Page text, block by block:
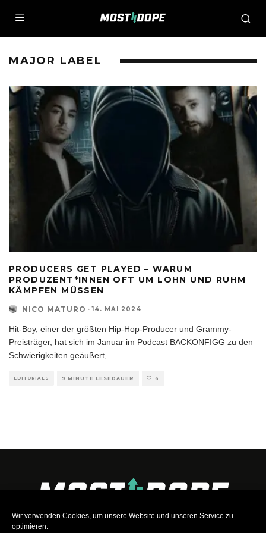
Wir verwenden Cookies, um unsere Website und unseren Service zu
optimieren.
MAJOR LABEL
PRODUCERS GET PLAYED – WARUM
PRODUZENT*INNEN OFT UM LOHN UND RUHM
KÄMPFEN MÜSSEN
NICO MATURO · 14. MAI 2024
Hit-Boy, einer der größten Hip-Hop-Producer und Grammy-
Preisträger, hat sich im Januar im Podcast BACKONFIGG zu den
Schwierigkeiten geäußert,
EDITORIALS 9 MINUTE LESEDAUER 6